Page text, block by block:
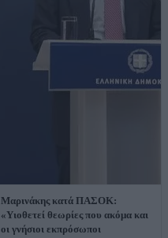
Μαρινάκης κατά ΠΑΣΟΚ:
«Υιοθετεί θεωρίες που ακόμα και
οι γνήσιοι εκπρόσωποι